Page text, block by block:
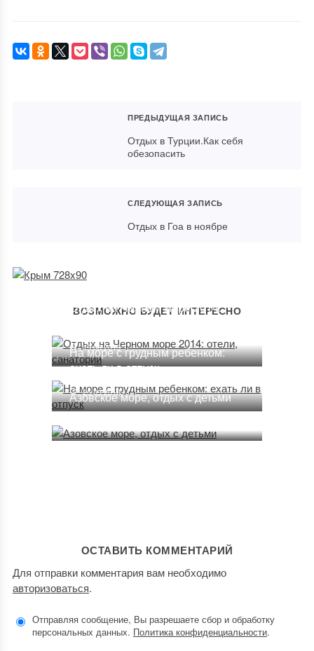
ПРЕДЫДУЩАЯ ЗАПИСЬ
Отдых в Турции.Как себя
обезопасить
СЛЕДУЮЩАЯ ЗАПИСЬ
Отдых в Гоа в ноябре
ВОЗМОЖНО БУДЕТ ИНТЕРЕСНО
Отдых на Черном море 2014:
19.08.2013
На море с грудным ребенком:
ехать ли в отпуск
25.09.2018
Азовское море, отдых с детьми
ОСТАВИТЬ КОММЕНТАРИЙ
Для отправки комментария вам необходимо
авторизоваться.
Отправляя сообщение, Вы разрешаете сбор и обработку
персональных данных. Политика конфиденциальности.